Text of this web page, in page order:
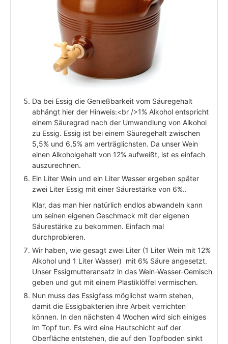
Da bei Essig die Genießbarkeit vom Säuregehalt
abhängt hier der Hinweis:<br />1% Alkohol entspricht
einem Säuregrad nach der Umwandlung von Alkohol
zu Essig. Essig ist bei einem Säuregehalt zwischen
5,5% und 6,5% am verträglichsten. Da unser Wein
einen Alkoholgehalt von 12% aufweißt, ist es einfach
auszurechnen.
Ein Liter Wein und ein Liter Wasser ergeben später
zwei Liter Essig mit einer Säurestärke von 6%..
Klar, das man hier natürlich endlos abwandeln kann
um seinen eigenen Geschmack mit der eigenen
Säurestärke zu bekommen. Einfach mal
durchprobieren.
Wir haben, wie gesagt zwei Liter (1 Liter Wein mit 12%
Alkohol und 1 Liter Wasser) mit 6% Säure angesetzt.
Unser Essigmutteransatz in das Wein-Wasser-Gemisch
geben und gut mit einem Plastiklöffel vermischen.
Nun muss das Essigfass möglichst warm stehen,
damit die Essigbakterien ihre Arbeit verrichten
können. In den nächsten 4 Wochen wird sich einiges
im Topf tun. Es wird eine Hautschicht auf der
Oberfläche entstehen, die auf den Topfboden sinkt